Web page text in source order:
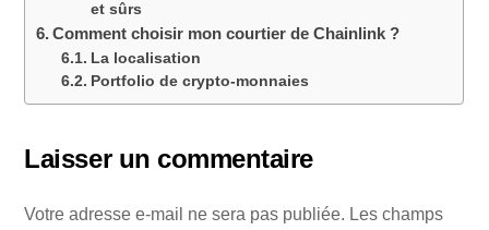
et sûrs
Comment choisir mon courtier de Chainlink ?
La localisation
Portfolio de crypto-monnaies
Laisser un commentaire
Votre adresse e-mail ne sera pas publiée. Les champs